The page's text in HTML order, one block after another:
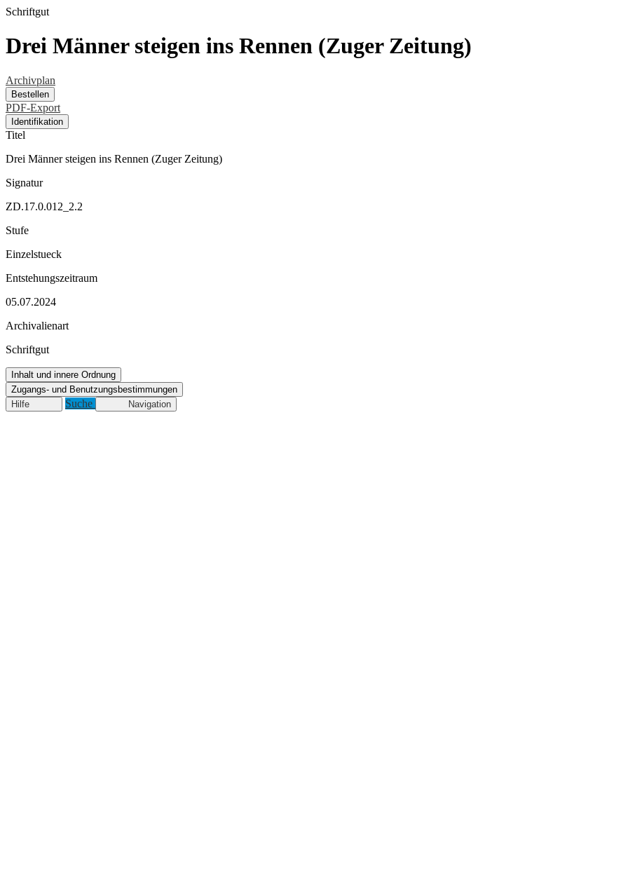
Schriftgut
Drei Männer steigen ins Rennen (Zuger Zeitung)
Archivplan
Bestellen
PDF-Export
Identifikation
Titel
Drei Männer steigen ins Rennen (Zuger Zeitung)
Signatur
ZD.17.0.012_2.2
Stufe
Einzelstueck
Entstehungszeitraum
05.07.2024
Archivalienart
Schriftgut
Inhalt und innere Ordnung
Zugangs- und Benutzungsbestimmungen
Hilfe
Suche Navigation